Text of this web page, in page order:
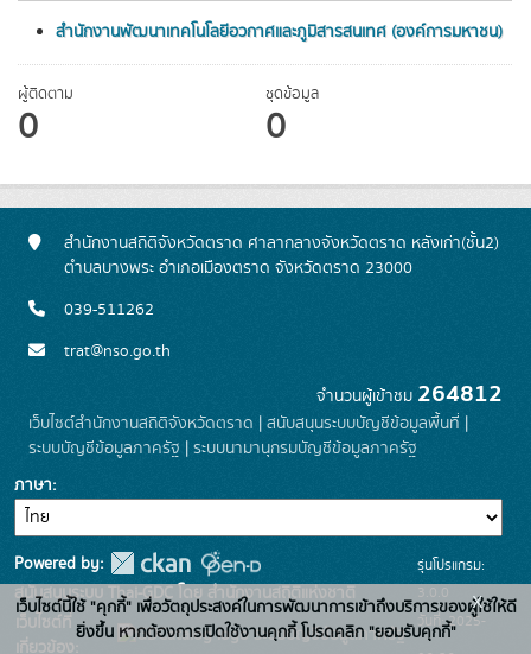
สำนักงานพัฒนาเทคโนโลยีอวกาศและภูมิสารสนเทศ (องค์การมหาชน)
ผู้ติดตาม
0
ชุดข้อมูล
0
สำนักงานสถิติจังหวัดตราด ศาลากลางจังหวัดตราด หลังเก่า(ชั้น2)
ตำบลบางพระ อำเภอเมืองตราด จังหวัดตราด 23000
039-511262
trat@nso.go.th
จำนวนผู้เข้าชม 264812
เว็บไซต์สำนักงานสถิติจังหวัดตราด | สนับสนุนระบบบัญชีข้อมูลพื้นที่ |
ระบบบัญชีข้อมูลภาครัฐ | ระบบนามานุกรมบัญชีข้อมูลภาครัฐ
ภาษา
Powered by:
สนับสนุนระบบ Thai-GDC โดย สำนักงานสถิติแห่งชาติ
เว็บไซต์ที่
เกี่ยวข้อง:
ระบบบัญชีข้อมูลภาครัฐ
รุ่นโปรแกรม:
3.0.0
วันที่: 2025-
เว็บไซต์นี้ใช้ "คุกกี้" เพื่อวัตถุประสงค์ในการพัฒนาการเข้าถึงบริการของผู้ใช้ให้ดี
ยิ่งขึ้น หากต้องการเปิดใช้งานคุกกี้ โปรดคลิก "ยอมรับคุกกี้"
x